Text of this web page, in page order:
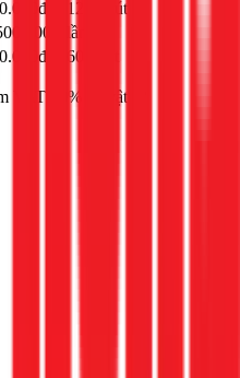
120 phút
lần
60 phút
VAT 10% và vật tư